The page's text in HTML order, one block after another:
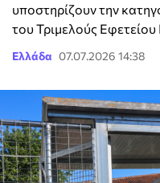
υποστηρίζουν την
του Τριμελούς
Ελλάδα 07.07.2026 14:38